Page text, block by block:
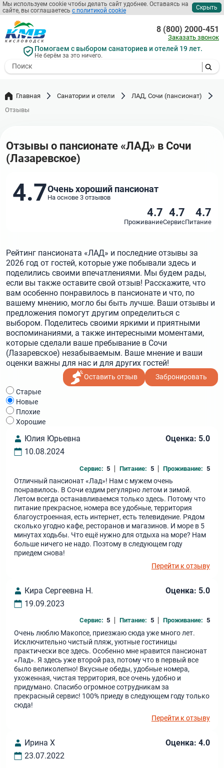
Мы используем cookie чтобы делать сайт удобнее. Оставаясь на
сайте, вы соглашаетесь с политикой cookie Скрыть
Перейти
к
основному
содержанию
Помогаем с выбором санаториев и отелей 19 лет.
Не берём за это ничего.
- I agree to the processing of my
8 (800) 2000-451
Заказать звонок
Главная Санатории и отели
ЛАД, Сочи (пансионат)
Отзывы
Отзывы о пансионате «ЛАД» в Сочи
(Лазаревское)
4.7Очень хороший пансионат
На основе 3 отзывов
4.7
Проживание
4.7
Сервис
4.7
Питание
Рейтинг пансионата «ЛАД» и последние отзывы за
2026 год от гостей, которые уже побывали здесь и
поделились своими впечатлениями. Мы будем рады,
если вы также оставите свой отзыв! Расскажите, что
вам особенно понравилось в пансионате и что, по
вашему мнению, могло бы быть лучше. Ваши отзывы и
предложения помогут другим определиться с
выбором. Поделитесь своими яркими и приятными
воспоминаниями, а также интересными моментами,
которые сделали ваше пребывание в Сочи
(Лазаревское) незабываемым. Ваше мнение и ваши
оценки важны для нас и для других гостей!
Оставить отзыв
Забронировать
Cтарые
Новые
Плохие
Хорошие
Юлия Юрьевна
10.08.2024
Оценка: 5.0
Сервис: 5 Питание: 5 Проживание: 5
Отличный пансионат «Лад»! Нам с мужем очень
понравилось. В Сочи ездим регулярно летом и зимой.
Летом всегда останавливаемся только здесь. Потому что
питание прекрасное, номера все удобные, территория
благоустроенная, есть интернет, есть телевидение. Рядом
сколько угодно кафе, ресторанов и магазинов. И море в 5
минутах ходьбы. Что ещё нужно для отдыха на море? Нам
больше ничего не надо. Поэтому в следующем году
приедем снова!
Перейти к отзыву
Кира Сергеевна Н.
19.09.2023
Оценка: 5.0
Сервис: 5 Питание: 5 Проживание: 5
Очень люблю Макопсе, приезжаю сюда уже много лет.
Исключительно чистый пляж, уютные гостиницы
практически все здесь. Особенно мне нравится пансионат
«Лад». Я здесь уже второй раз, потому что в первый все
было великолепно! Вкусные обеды, удобные номера,
ухоженная, чистая территория, все очень удобно и
придумано. Спасибо огромное сотрудникам за
прекрасный сервис! 100% приеду в следующем году только
сюда!
Перейти к отзыву
Ирина Х
23.07.2022
Оценка: 4.0